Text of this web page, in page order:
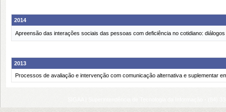
2014
Apreensão das interações sociais das pessoas com deficiência no cotidiano:
2013
Processos de avaliação e intervenção com comunicação alternativa e suplementar